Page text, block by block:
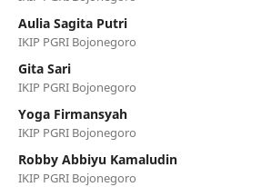
Aulia Sagita Putri
IKIP PGRI Bojonegoro
Gita Sari
IKIP PGRI Bojonegoro
Yoga Firmansyah
IKIP PGRI Bojonegoro
Robby Abbiyu Kamaludin
IKIP PGRI Bojonegoro